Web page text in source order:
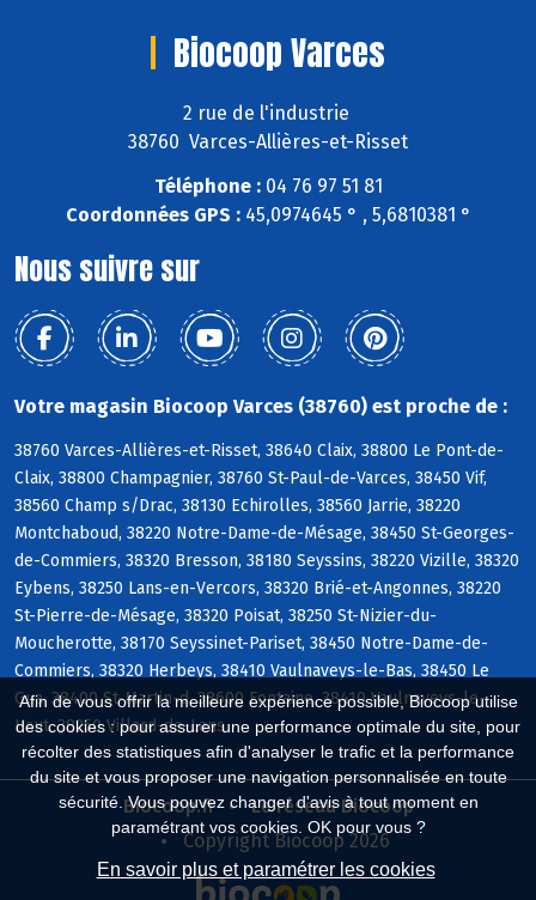
Afin de vous offrir la meilleure expérience possible, Biocoop utilise
des cookies : pour assurer une performance optimale du site, pour
récolter des statistiques afin d'analyser le trafic et la performance
du site et vous proposer une navigation personnalisée en toute
sécurité. Vous pouvez changer d'avis à tout moment en
paramétrant vos cookies. OK pour vous ?
En savoir plus et paramétrer les cookies
Biocoop Varces
2 rue de l'industrie
38760 Varces-Allières-et-Risset
Téléphone :04 76 97 51 81
Coordonnées GPS :45,0974645 ° , 5,6810381 °
Nous suivre sur
Votre magasin Biocoop Varces (38760) est proche de :
38760 Varces-Allières-et-Risset, 38640 Claix, 38800 Le Pont-de-
Claix, 38800 Champagnier, 38760 St-Paul-de-Varces, 38450 Vif,
38560 Champ s/Drac, 38130 Echirolles, 38560 Jarrie, 38220
Montchaboud, 38220 Notre-Dame-de-Mésage, 38450 St-Georges-
de-Commiers, 38320 Bresson, 38180 Seyssins, 38220 Vizille, 38320
Eybens, 38250 Lans-en-Vercors, 38320 Brié-et-Angonnes, 38220
St-Pierre-de-Mésage, 38320 Poisat, 38250 St-Nizier-du-
Moucherotte, 38170 Seyssinet-Pariset, 38450 Notre-Dame-de-
Commiers, 38320 Herbeys, 38410 Vaulnaveys-le-Bas, 38450 Le
Gua, 38400 St-Martin-d, 38600 Fontaine, 38410 Vaulnaveys-le-
Haut, 38250 Villard-de-Lans
Biocoop.fr
Le réseau Biocoop
Copyright Biocoop 2026